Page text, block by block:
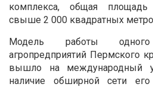
комплекса, общая площадь
свыше 2 000 квадратных
Модель работы
агропредприятий Пермского
вышло на международный
наличие обширной сети его